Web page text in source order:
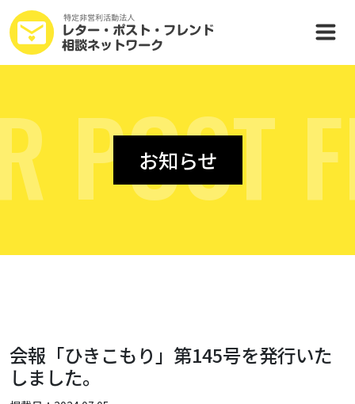
POST F
お知らせ
会報「ひきこもり」第145号を発行いた
しました。